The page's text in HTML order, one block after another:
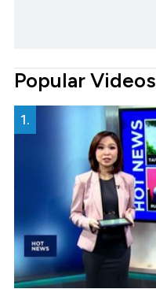
Popular Videos
1.